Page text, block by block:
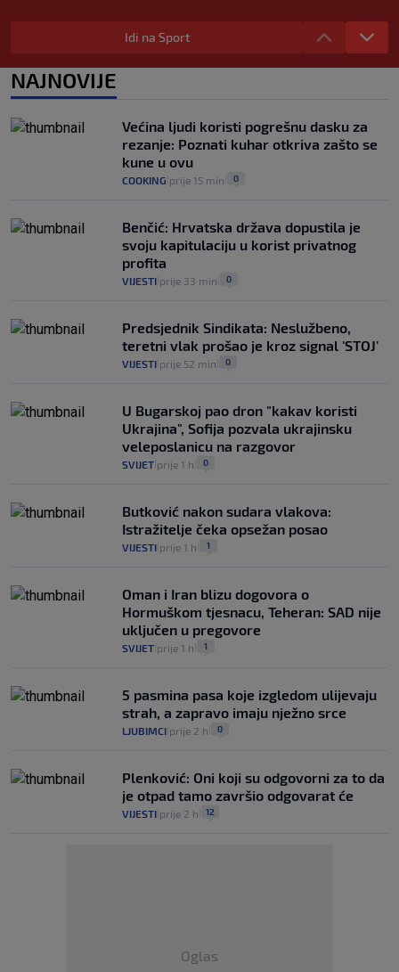
Selidba je jedno od stresnijih iskustava.
Evo aktualnih cijena i nekoliko savjeta
0
automobilom na Hvar iz Zagreba, a
koliko iz Osijeka
2. kol. 14
Idi na Sport
NAJNOVIJE
Većina ljudi koristi pogrešnu dasku za
rezanje: Poznati kuhar otkriva zašto se
kune u ovu
COOKING prije 15 min 0
Benčić: Hrvatska država dopustila je
svoju kapitulaciju u korist privatnog
profita
VIJESTI prije 33 min 0
Predsjednik Sindikata: Neslužbeno,
teretni vlak prošao je kroz signal 'STOJ'
VIJESTI prije 52 min 0
U Bugarskoj pao dron "kakav koristi
Ukrajina", Sofija pozvala ukrajinsku
veleposlanicu na razgovor
SVIJET prije 1 h 0
Butković nakon sudara vlakova:
Istražitelje čeka opsežan posao
VIJESTI prije 1 h 1
Oman i Iran blizu dogovora o
Hormuškom tjesnacu, Teheran: SAD nije
uključen u pregovore
SVIJET prije 1 h 1
5 pasmina pasa koje izgledom ulijevaju
strah, a zapravo imaju nježno srce
LJUBIMCI prije 2 h 0
Plenković: Oni koji su odgovorni za to da
je otpad tamo završio odgovarat će
VIJESTI prije 2 h 12
Oglas